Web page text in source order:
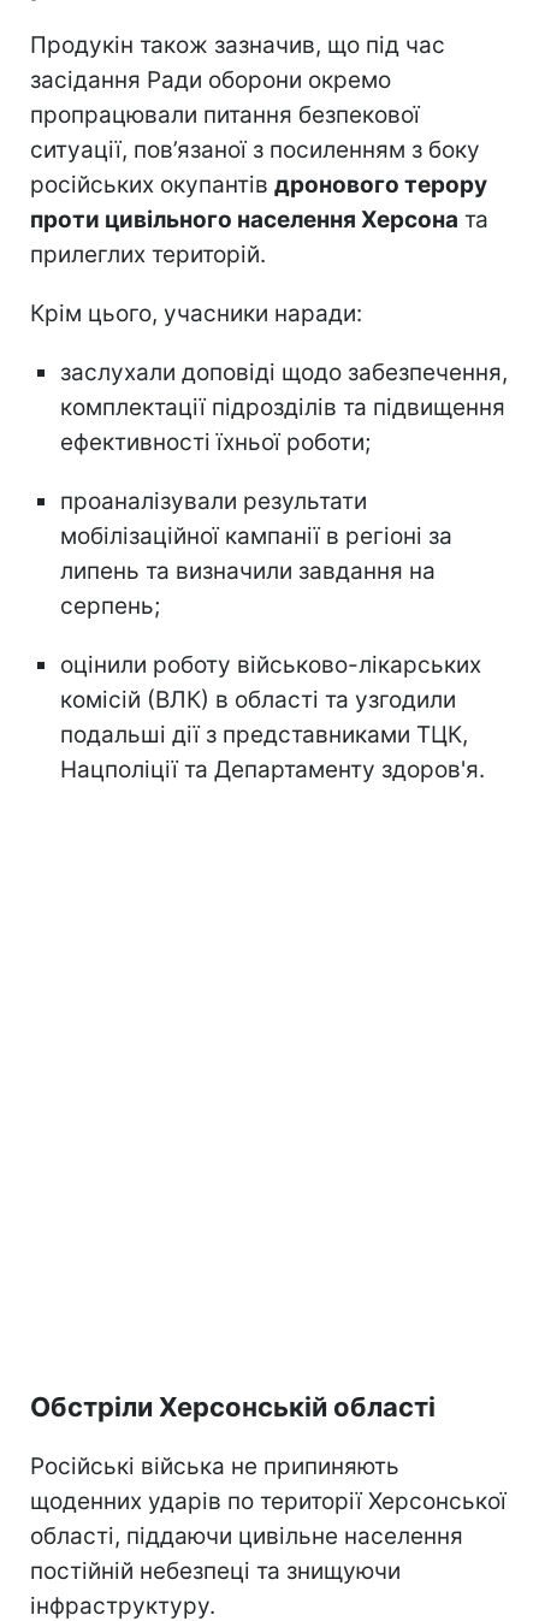
Продукін також зазначив, що під час
засідання Ради оборони окремо
пропрацювали питання безпекової
ситуації, пов’язаної з посиленням з боку
російських окупантів дронового терору
проти цивільного населення Херсона та
прилеглих територій.
Крім цього, учасники наради:
заслухали доповіді щодо забезпечення,
комплектації підрозділів та підвищення
ефективності їхньої роботи;
проаналізували результати
мобілізаційної кампанії в регіоні за
липень та визначили завдання на
серпень;
оцінили роботу військово-лікарських
комісій (ВЛК) в області та узгодили
подальші дії з представниками ТЦК,
Нацполіції та Департаменту здоров'я.
Обстріли Херсонській області
Російські війська не припиняють
щоденних ударів по території Херсонської
області, піддаючи цивільне населення
постійній небезпеці та знищуючи
інфраструктуру.